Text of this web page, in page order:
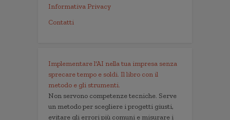
Informativa Privacy
Contatti
Implementare l'AI nella tua impresa senza
sprecare tempo e soldi. Il libro con il
metodo e gli strumenti.
Non servono competenze tecniche. Serve
un metodo per scegliere i progetti giusti,
evitare gli errori più comuni e misurare i